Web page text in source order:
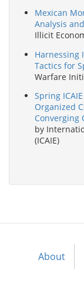
Mexican
Analysis
Illicit
Harnessing
Tactics for
Warfare
Spring
Organized
Converging
by
(ICAIE)
Footer
About